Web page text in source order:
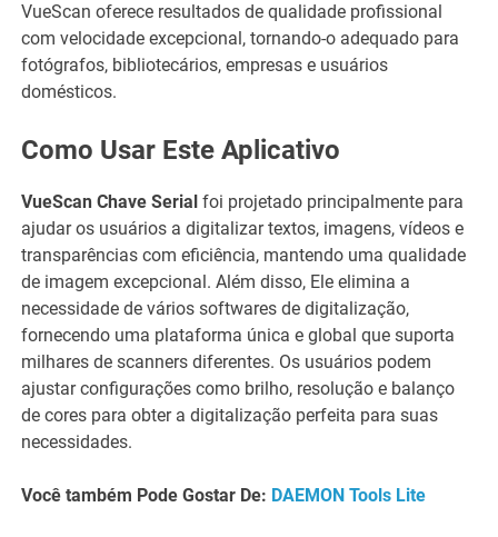
VueScan oferece resultados de qualidade profissional
com velocidade excepcional, tornando-o adequado para
fotógrafos, bibliotecários, empresas e usuários
domésticos.
Como Usar Este Aplicativo
VueScan Chave Serial foi projetado principalmente para
ajudar os usuários a digitalizar textos, imagens, vídeos e
transparências com eficiência, mantendo uma qualidade
de imagem excepcional. Além disso, Ele elimina a
necessidade de vários softwares de digitalização,
fornecendo uma plataforma única e global que suporta
milhares de scanners diferentes. Os usuários podem
ajustar configurações como brilho, resolução e balanço
de cores para obter a digitalização perfeita para suas
necessidades.
Você também Pode Gostar De: DAEMON Tools Lite